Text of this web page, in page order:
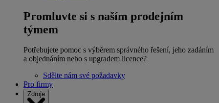
Promluvte si s naším prodejním
týmem
Potřebujete pomoc s výběrem správného řešení, jeho zadáním
a objednáním nebo s upgradem licence?
Sdělte nám své požadavky
Pro firmy
Zdroje